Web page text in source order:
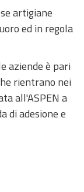
artigiane
ed in regola
aziende è pari
rientrano nei
all'ASPEN a
di adesione e